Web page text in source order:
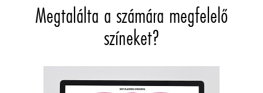
Megtalálta a számára megfelelő
színeket?